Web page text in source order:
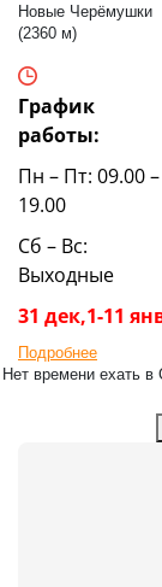
Новые Черёмушки
(2360 м)
График
работы:
Пн – Пт: 09.00 –
19.00
Сб – Вс:
Выходные
31 дек,1-11
Подробнее
Нет времени ехать